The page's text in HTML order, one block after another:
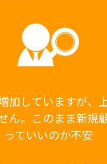
加していますが、
ん。このまま新規
っていいのか不安